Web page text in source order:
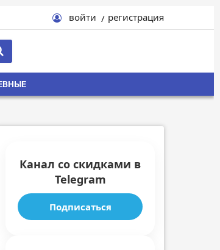
войти регистрация
Канал со скидками в
Telegram
Подписаться